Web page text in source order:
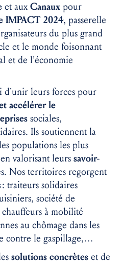
et aux Canaux pour
IMPACT 2024, passerelle
du plus grand
et le monde foisonnant
et de l’économie
d’unir leurs forces pour
accélérer le
sociales,
Ils soutiennent la
populations les plus
valorisant leurs savoir-
Nos territoires regorgent
: traiteurs solidaires
société de
à mobilité
au chômage dans les
contre le gaspillage,…
solutions concrètes et de